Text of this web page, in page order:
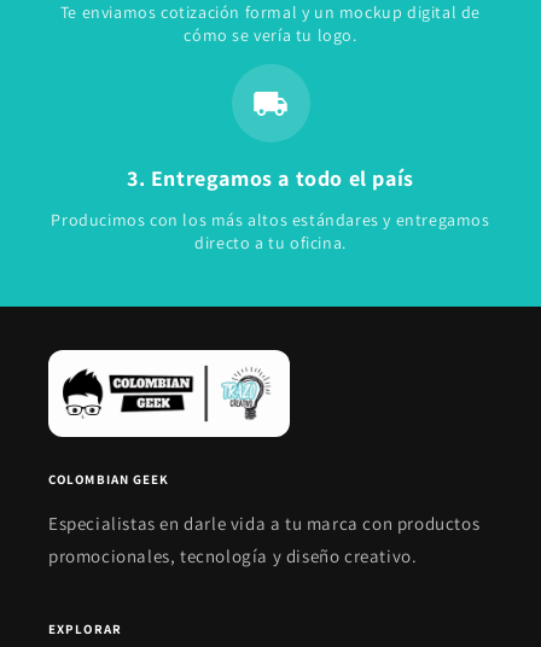
Te enviamos cotización formal y un mockup digital de
cómo se vería tu logo.
3. Entregamos a todo el país
Producimos con los más altos estándares y entregamos
directo a tu oficina.
COLOMBIAN GEEK
Especialistas en darle vida a tu marca con productos
promocionales, tecnología y diseño creativo.
EXPLORAR